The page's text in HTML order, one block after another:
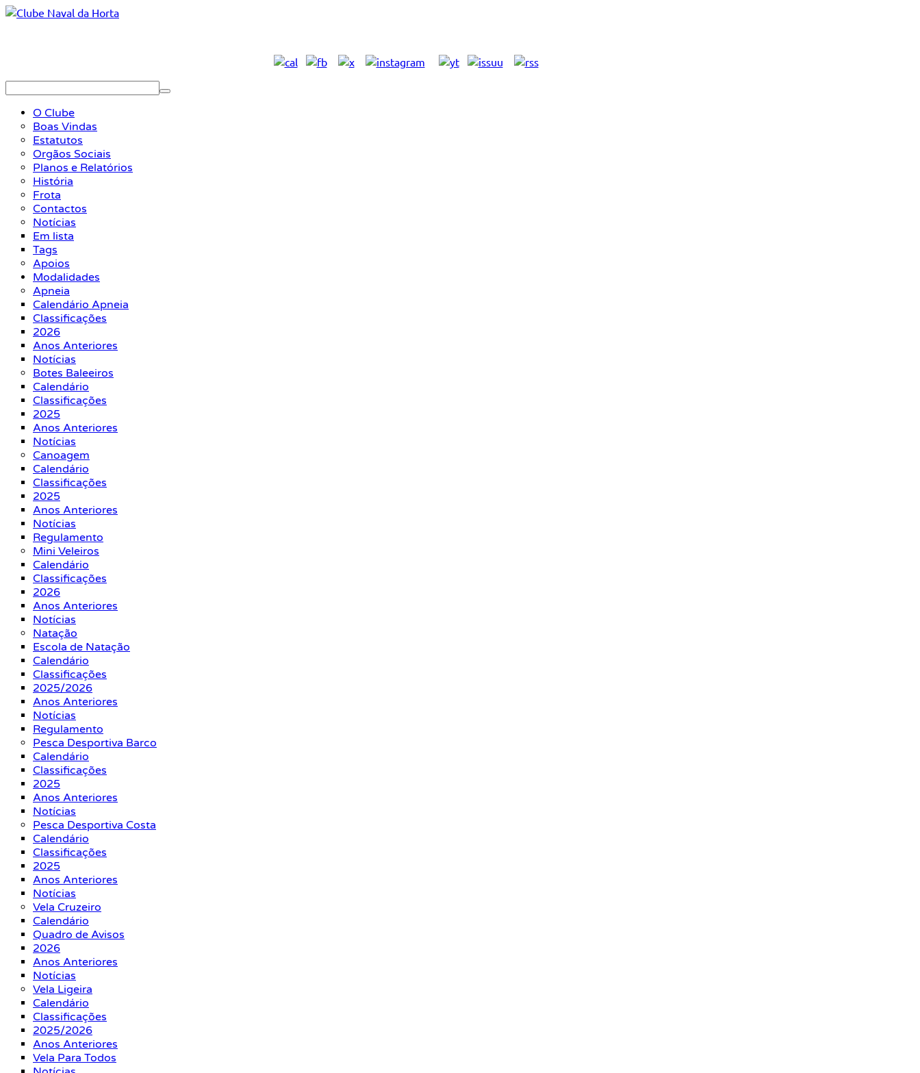
O Clube
Boas Vindas
Estatutos
Orgãos Sociais
Planos e Relatórios
História
Frota
Contactos
Notícias
Em lista
Tags
Apoios
Modalidades
Apneia
Calendário Apneia
Classificações
2026
Anos Anteriores
Notícias
Botes Baleeiros
Calendário
Classificações
2025
Anos Anteriores
Notícias
Canoagem
Calendário
Classificações
2025
Anos Anteriores
Notícias
Regulamento
Mini Veleiros
Calendário
Classificações
2026
Anos Anteriores
Notícias
Natação
Escola de Natação
Calendário
Classificações
2025/2026
Anos Anteriores
Notícias
Regulamento
Pesca Desportiva Barco
Calendário
Classificações
2025
Anos Anteriores
Notícias
Pesca Desportiva Costa
Calendário
Classificações
2025
Anos Anteriores
Notícias
Vela Cruzeiro
Calendário
Quadro de Avisos
2026
Anos Anteriores
Notícias
Vela Ligeira
Calendário
Classificações
2025/2026
Anos Anteriores
Vela Para Todos